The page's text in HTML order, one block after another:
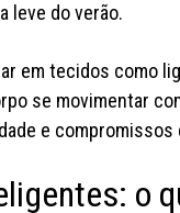
leve do verão.
em tecidos como
se movimentar
e compromissos
o